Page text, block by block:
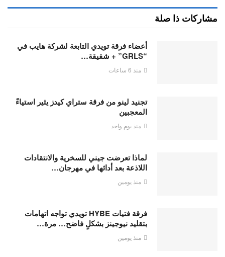
مشاركات ذا صلة
أعضاء فرقة تويدي التابعة لشركة هايب في
“GRLS” + شقيقة…
منذ 6 ساعات
تجنيد لينو من فرقة ستراي كيدز يثير استياءً
المعجبين
منذ يوم واحد
لماذا تعرضت جيني للسخرية والانتقادات
اللاذعة بعد أدائها في مهرجان…
منذ يومين
فرقة فتيات HYBE تويدي تواجه اتهامات
بتقليد نيوجينز بشكلٍ فاضح… مرة…
منذ يومين